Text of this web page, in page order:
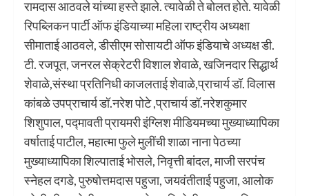
रामदास आठवले यांच्या हस्ते झाले. त्यावेळी ते बोलत होते. यावेळी
रिपब्लिकन पार्टी ऑफ इंडियाच्या महिला राष्ट्रीय अध्यक्षा
सीमाताई आठवले, डीसीएम सोसायटी ऑफ इंडियाचे अध्यक्ष डी.
टी. रजपूत, जनरल सेक्रेटरी विशाल शेवाळे, खजिनदार सिद्धार्थ
शेवाळे,संस्था प्रतिनिधी काजलताई शेवाळे,प्राचार्य डॉ. विलास
कांबळे उपप्राचार्य डॉ.नरेश पोटे ,प्राचार्य डॉ.नरेशकुमार
शिशुपाल, पद्मावती प्रायमरी इंग्लिश मीडियमच्या मुख्याध्यापिका
वर्षाताई पाटील, महात्मा फुले मुलींची शाळा नाना पेठच्या
मुख्याध्यापिका शिल्पाताई भोसले, निवृत्ती बांदल, माजी सरपंच
स्नेहल दगडे, पुरुषोत्तमदास पहुजा, जयवंतीताई पहुजा, आलोक